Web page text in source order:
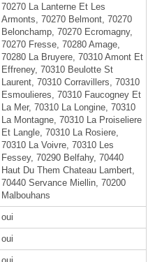
70270 La Lanterne Et Les
Armonts, 70270 Belmont, 70270
Belonchamp, 70270 Ecromagny,
70270 Fresse, 70280 Amage,
70280 La Bruyere, 70310 Amont Et
Effreney, 70310 Beulotte St
Laurent, 70310 Corravillers, 70310
Esmoulieres, 70310 Faucogney Et
La Mer, 70310 La Longine, 70310
La Montagne, 70310 La Proiseliere
Et Langle, 70310 La Rosiere,
70310 La Voivre, 70310 Les
Fessey, 70290 Belfahy, 70440
Haut Du Them Chateau Lambert,
70440 Servance Miellin, 70200
Malbouhans
oui
oui